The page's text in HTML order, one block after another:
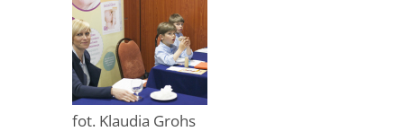
fot. Klaudia Grohs